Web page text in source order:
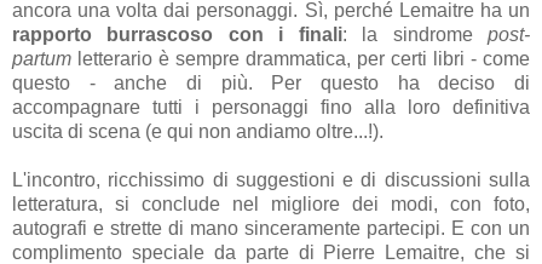
ancora una volta dai personaggi. Sì, perché Lemaitre ha un
rapporto burrascoso con i finali: la sindromepost-
partum letterario è sempre drammatica, per certi libri - come
questo - anche di più. Per questo ha deciso di
accompagnare tutti i personaggi fino alla loro definitiva
uscita di scena (e qui non andiamo oltre...!).
L'incontro, ricchissimo di suggestioni e di discussioni sulla
letteratura, si conclude nel migliore dei modi, con foto,
autografi e strette di mano sinceramente partecipi. E con un
complimento speciale da parte di Pierre Lemaitre, che si